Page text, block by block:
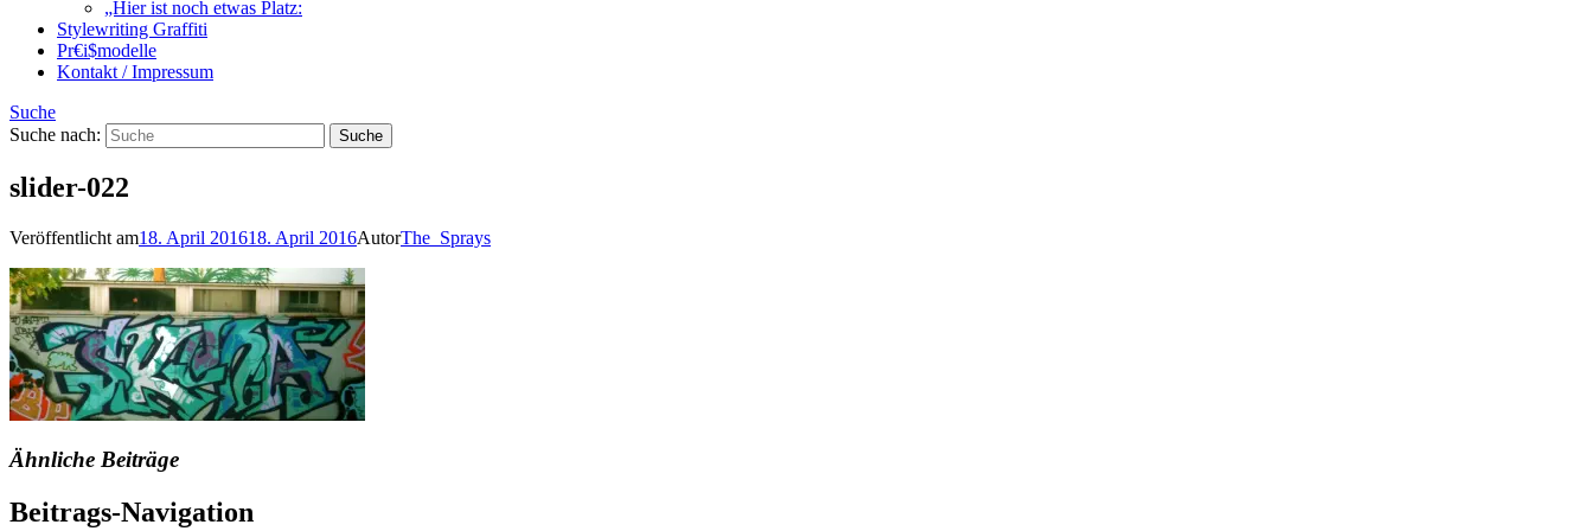
„Hier ist noch etwas Platz:
Stylewriting Graffiti
Pr€i$modelle
Kontakt / Impressum
Suche
Suche nach:
slider-022
Veröffentlicht am18. April 201618. April 2016AutorThe_Sprays
Ähnliche Beiträge
Beitrags-Navigation